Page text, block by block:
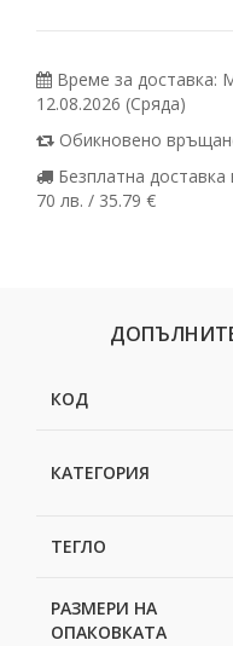
Време за доставка:
12.08.2026 (Сряда)
Обикновено
Безплатна
70 лв. / 35.79 €
КОД
КАТЕГОРИЯ
ТЕГЛО
РАЗМЕРИ НА
ОПАКОВКАТА